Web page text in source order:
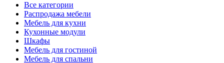
Все категории
Распродажа мебели
Мебель для кухни
Кухонные модули
Шкафы
Мебель для гостиной
Мебель для спальни